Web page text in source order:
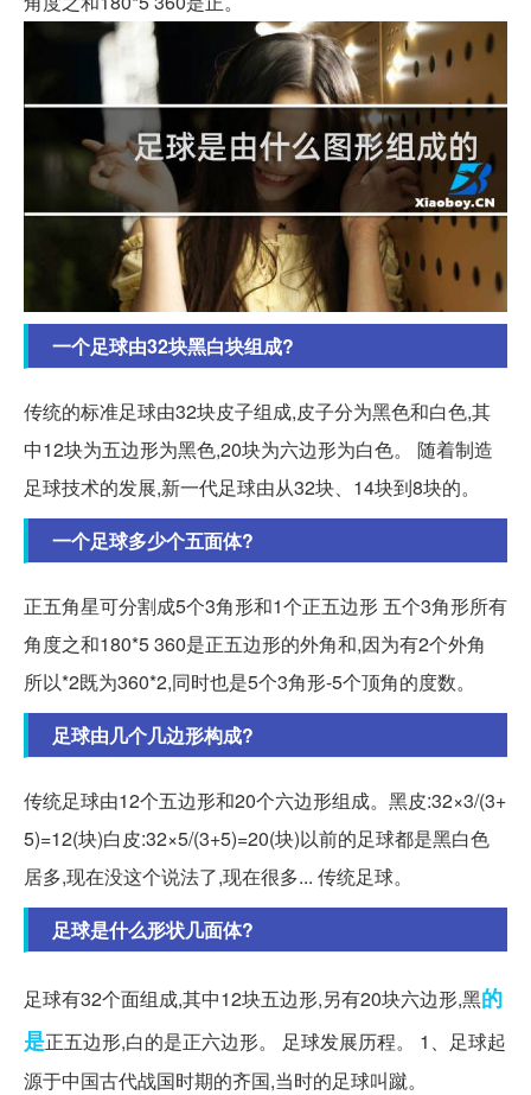
一个足球由32块黑白块组成?
传统的标准足球由32块皮子组成,皮子分为黑色和白色,其
中12块为五边形为黑色,20块为六边形为白色。 随着制造
足球技术的发展,新一代足球由从32块、14块到8块的。
一个足球多少个五面体?
正五角星可分割成5个3角形和1个正五边形 五个3角形所有
角度之和180*5 360是正五边形的外角和,因为有2个外角
所以*2既为360*2,同时也是5个3角形-5个顶角的度数。
足球由几个几边形构成?
传统足球由12个五边形和20个六边形组成。黑皮:32×3/(3+
5)=12(块)白皮:32×5/(3+5)=20(块)以前的足球都是黑白色
居多,现在没这个说法了,现在很多... 传统足球。
足球是什么形状几面体?
足球有32个面组成,其中12块五边形,另有20块六边形,黑的
是正五边形,白的是正六边形。 足球发展历程。 1、足球起
源于中国古代战国时期的齐国,当时的足球叫蹴。